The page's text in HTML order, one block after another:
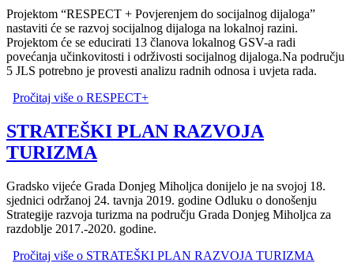
Projektom “RESPECT + Povjerenjem do socijalnog dijaloga”
nastaviti će se razvoj socijalnog dijaloga na lokalnoj razini.
Projektom će se educirati 13 članova lokalnog GSV-a radi
povećanja učinkovitosti i održivosti socijalnog dijaloga.Na području
5 JLS potrebno je provesti analizu radnih odnosa i uvjeta rada.
Pročitaj više o RESPECT+
STRATEŠKI PLAN RAZVOJA
TURIZMA
Gradsko vijeće Grada Donjeg Miholjca donijelo je na svojoj 18.
sjednici održanoj 24. tavnja 2019. godine Odluku o donošenju
Strategije razvoja turizma na području Grada Donjeg Miholjca za
razdoblje 2017.-2020. godine.
Pročitaj više o STRATEŠKI PLAN RAZVOJA TURIZMA